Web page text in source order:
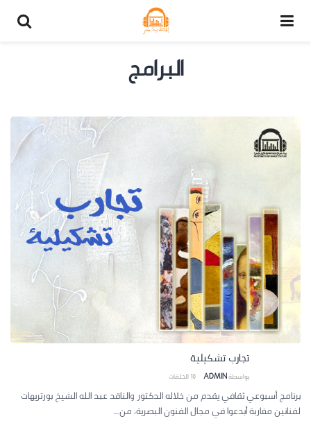
البرامج
تجارب تشكيلية
بواسطةADMIN
10الحلقات
برنامج أسبوعي ثقافي يقدم من خلاله الدكتور والناقد عبد الله الشيخ بورتريهات
لفنانين مغاربة أبدعوا في مجال الفنون البصرية، من...